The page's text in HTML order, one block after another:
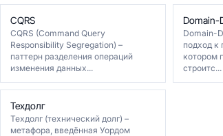
CQRS
CQRS (Command Query
Responsibility Segregation) –
паттерн разделения операций
изменения данных...
Domain-
Domain-
подход к
котором
строитс...
Техдолг
Техдолг (технический долг) –
метафора, введённая Уордом